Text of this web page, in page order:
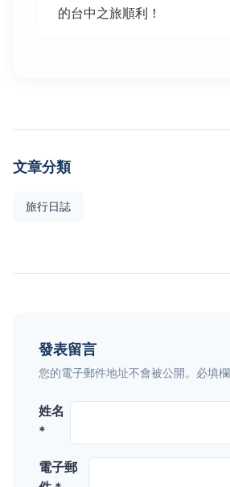
的台中之旅順利！
文章分類
旅行日誌
發表留言
您的電子郵件地址不會被公開。必填
姓名
*
電子郵